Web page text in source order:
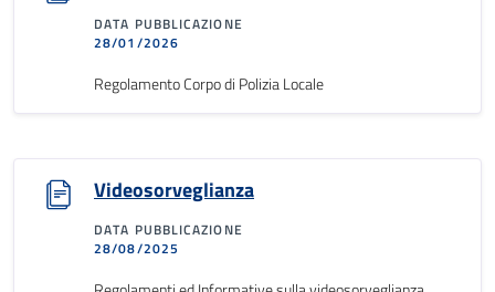
DATA PUBBLICAZIONE
28/01/2026
Regolamento Corpo di Polizia Locale
Videosorveglianza
DATA PUBBLICAZIONE
28/08/2025